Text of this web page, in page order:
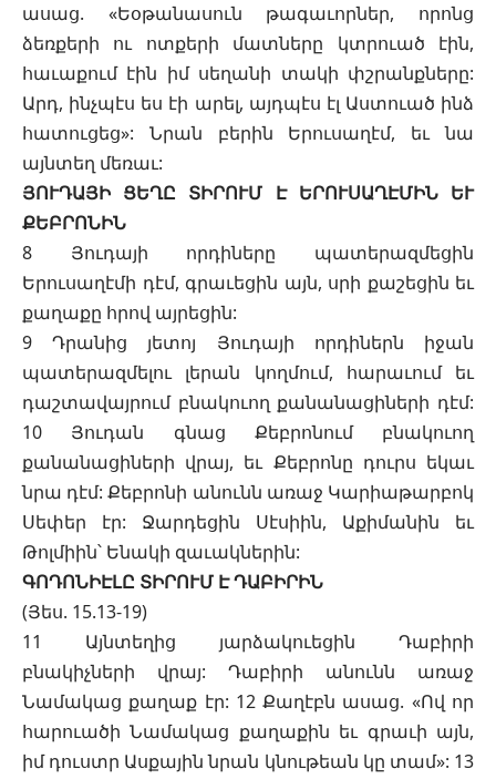
ասաց. «Եօթանասուն թագաւորներ, որոնց
ձեռքերի ու ոտքերի մատները կտրուած էին,
հաւաքում էին իմ սեղանի տակի փշրանքները:
Արդ, ինչպէս ես էի արել, այդպէս էլ Աստուած ինձ
հատուցեց»: Նրան բերին Երուսաղէմ, եւ նա
այնտեղ մեռաւ:
ՅՈՒԴԱՅԻ ՑԵՂԸ ՏԻՐՈՒՄ Է ԵՐՈՒՍԱՂԷՄԻՆ ԵՒ
ՔԵԲՐՈՆԻՆ
8 Յուդայի որդիները պատերազմեցին
Երուսաղէմի դէմ, գրաւեցին այն, սրի քաշեցին եւ
քաղաքը հրով այրեցին:
9 Դրանից յետոյ Յուդայի որդիներն իջան
պատերազմելու լերան կողմում, հարաւում եւ
դաշտավայրում բնակուող քանանացիների դէմ:
10 Յուդան գնաց Քեբրոնում բնակուող
քանանացիների վրայ, եւ Քեբրոնը դուրս եկաւ
նրա դէմ: Քեբրոնի անունն առաջ Կարիաթարբոկ
Սեփեր էր: Ջարդեցին Սէսիին, Աքիմանին եւ
Թոլմիին՝ Ենակի զաւակներին:
ԳՈԴՈՆԻԷԼԸ ՏԻՐՈՒՄ Է ԴԱԲԻՐԻՆ
(Յես. 15.13-19)
11 Այնտեղից յարձակուեցին Դաբիրի
բնակիչների վրայ: Դաբիրի անունն առաջ
Նամակաց քաղաք էր: 12 Քաղէբն ասաց. «Ով որ
հարուածի Նամակաց քաղաքին եւ գրաւի այն,
իմ դուստր Ասքային նրան կնութեան կը տամ»: 13